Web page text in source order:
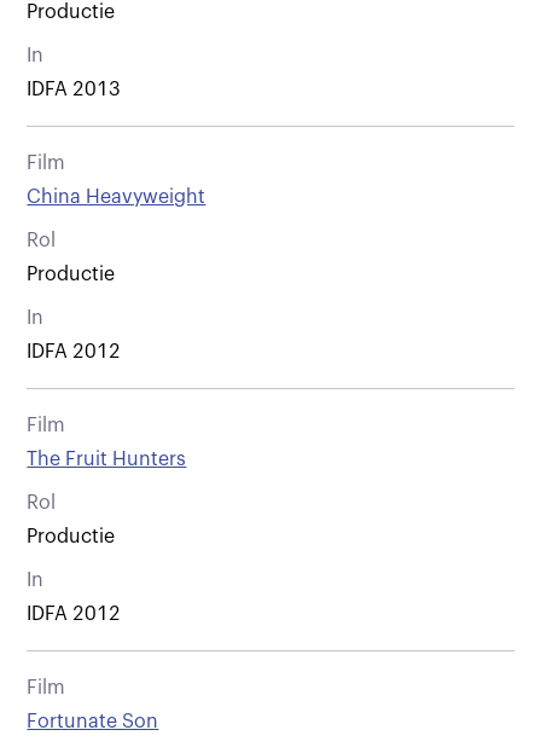
Productie
In
IDFA 2013
Film
China Heavyweight
Rol
Productie
In
IDFA 2012
Film
The Fruit Hunters
Rol
Productie
In
IDFA 2012
Film
Fortunate Son